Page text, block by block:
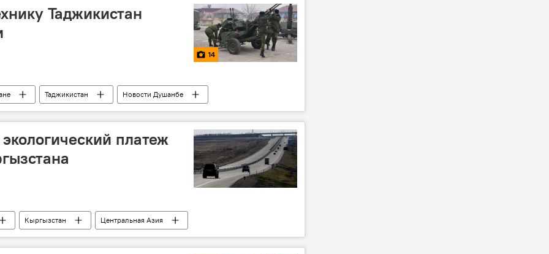
Таджикистан
14
Таджикистан
Новости Душанбе
платеж
Кыргызстан Центральная Азия